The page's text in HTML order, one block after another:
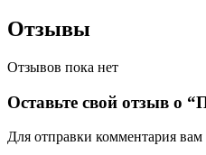
Отзывы
Отзывов пока нет
Оставьте свой отзыв о
Для отправки комментария